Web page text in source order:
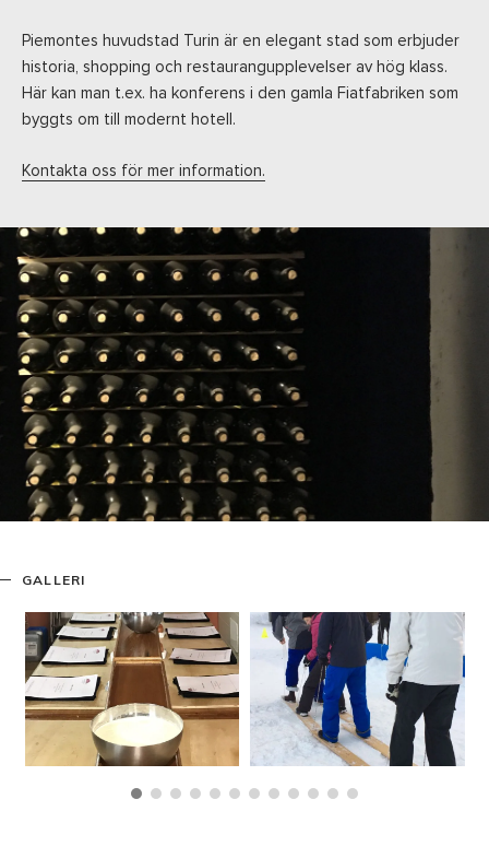
Piemontes huvudstad Turin är en elegant stad som erbjuder
historia, shopping och restaurangupplevelser av hög klass.
Här kan man t.ex. ha konferens i den gamla Fiatfabriken som
byggts om till modernt hotell.
Kontakta oss för mer information.
GALLERI